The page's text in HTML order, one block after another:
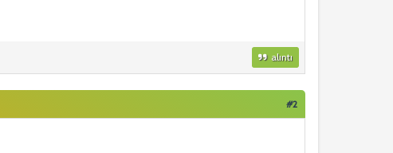
alıntı
#2